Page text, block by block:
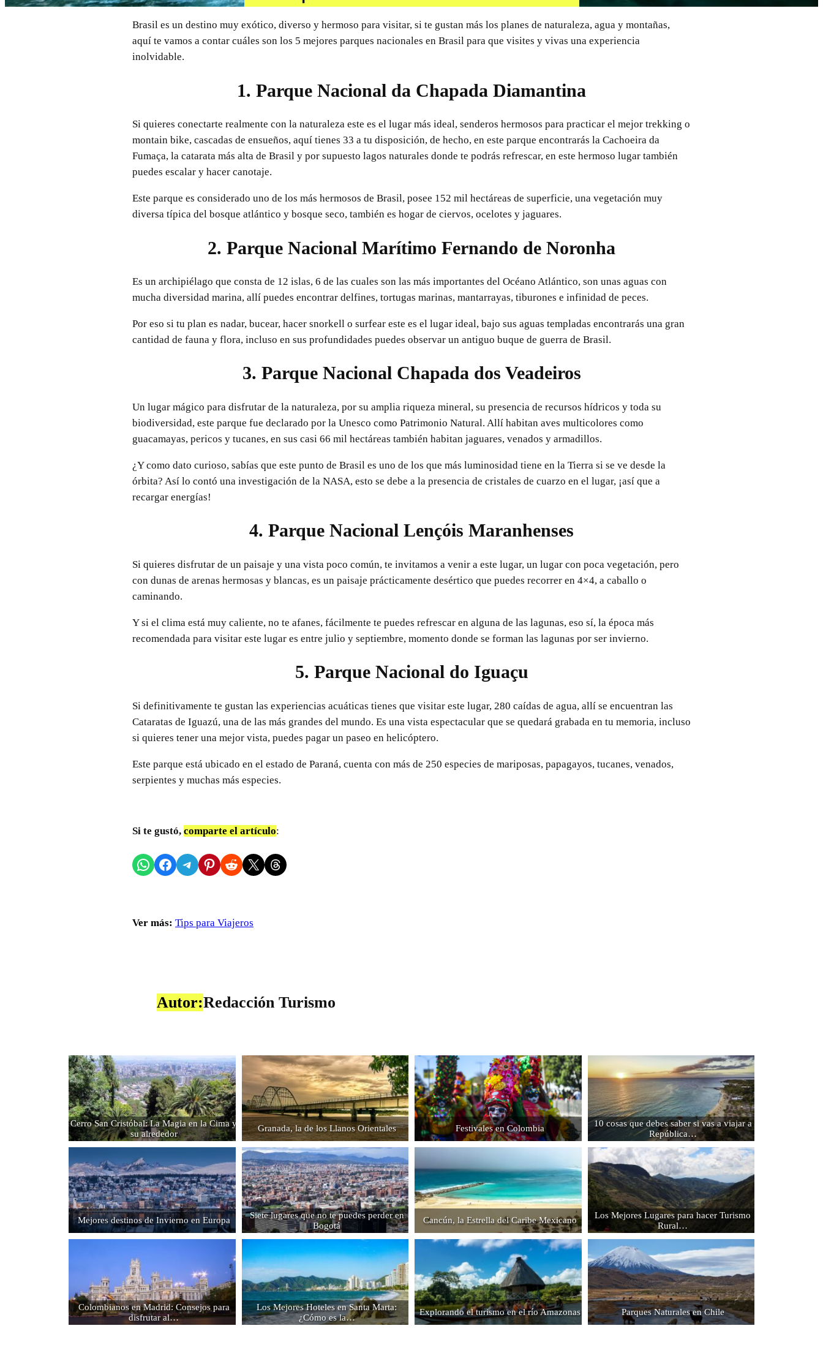
Brasil es un destino muy exótico, diverso y hermoso para visitar, si te gustan más los planes de naturaleza, agua y montañas,
aquí te vamos a contar cuáles son los 5 mejores parques nacionales en Brasil para que visites y vivas una experiencia
inolvidable.
1. Parque Nacional da Chapada Diamantina
Si quieres conectarte realmente con la naturaleza este es el lugar más ideal, senderos hermosos para practicar el mejor trekking o
montain bike, cascadas de ensueños, aquí tienes 33 a tu disposición, de hecho, en este parque encontrarás la Cachoeira da
Fumaça, la catarata más alta de Brasil y por supuesto lagos naturales donde te podrás refrescar, en este hermoso lugar también
puedes escalar y hacer canotaje.
Este parque es considerado uno de los más hermosos de Brasil, posee 152 mil hectáreas de superficie, una vegetación muy
diversa típica del bosque atlántico y bosque seco, también es hogar de ciervos, ocelotes y jaguares.
2. Parque Nacional Marítimo Fernando de Noronha
Es un archipiélago que consta de 12 islas, 6 de las cuales son las más importantes del Océano Atlántico, son unas aguas con
mucha diversidad marina, allí puedes encontrar delfines, tortugas marinas, mantarrayas, tiburones e infinidad de peces.
Por eso si tu plan es nadar, bucear, hacer snorkell o surfear este es el lugar ideal, bajo sus aguas templadas encontrarás una gran
cantidad de fauna y flora, incluso en sus profundidades puedes observar un antiguo buque de guerra de Brasil.
3. Parque Nacional Chapada dos Veadeiros
Un lugar mágico para disfrutar de la naturaleza, por su amplia riqueza mineral, su presencia de recursos hídricos y toda su
biodiversidad, este parque fue declarado por la Unesco como Patrimonio Natural. Allí habitan aves multicolores como
guacamayas, pericos y tucanes, en sus casi 66 mil hectáreas también habitan jaguares, venados y armadillos.
¿Y como dato curioso, sabías que este punto de Brasil es uno de los que más luminosidad tiene en la Tierra si se ve desde la
órbita? Así lo contó una investigación de la NASA, esto se debe a la presencia de cristales de cuarzo en el lugar, ¡así que a
recargar energías!
4. Parque Nacional Lençóis Maranhenses
Si quieres disfrutar de un paisaje y una vista poco común, te invitamos a venir a este lugar, un lugar con poca vegetación, pero
con dunas de arenas hermosas y blancas, es un paisaje prácticamente desértico que puedes recorrer en 4×4, a caballo o
caminando.
Y si el clima está muy caliente, no te afanes, fácilmente te puedes refrescar en alguna de las lagunas, eso sí, la época más
recomendada para visitar este lugar es entre julio y septiembre, momento donde se forman las lagunas por ser invierno.
5. Parque Nacional do Iguaçu
Si definitivamente te gustan las experiencias acuáticas tienes que visitar este lugar, 280 caídas de agua, allí se encuentran las
Cataratas de Iguazú, una de las más grandes del mundo. Es una vista espectacular que se quedará grabada en tu memoria, incluso
si quieres tener una mejor vista, puedes pagar un paseo en helicóptero.
Este parque está ubicado en el estado de Paraná, cuenta con más de 250 especies de mariposas, papagayos, tucanes, venados,
serpientes y muchas más especies.
Si te gustó, comparte el artículo:
Compartir en WhatsApp
Compartir en Facebook
Compartir en Telegram
Compartir en Pinterest
Compartir en Reddit
Compartir en X Share on Threads
Ver más: Tips para Viajeros
Autor:Redacción Turismo
Cerro San Cristóbal: La Magia en la Cima y
su alrededor
Granada, la de los Llanos Orientales Festivales en Colombia
10 cosas que debes saber si vas a viajar a
República…
Mejores destinos de Invierno en Europa
Siete lugares que no te puedes perder en
Bogotá
Cancún, la Estrella del Caribe Mexicano
Los Mejores Lugares para hacer Turismo
Rural…
Colombianos en Madrid: Consejos para
disfrutar al…
Los Mejores Hoteles en Santa Marta:
¿Cómo es la…
Explorando el turismo en el río Amazonas Parques Naturales en Chile